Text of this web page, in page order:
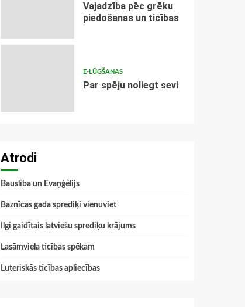
Vajadzība pēc grēku
piedošanas un ticības
E-LŪGŠANAS
Par spēju noliegt sevi
Atrodi
Bauslība un Evaņģēlijs
Baznīcas gada sprediķi vienuviet
Ilgi gaidītais latviešu sprediķu krājums
Lasāmviela ticības spēkam
Luteriskās ticības apliecības